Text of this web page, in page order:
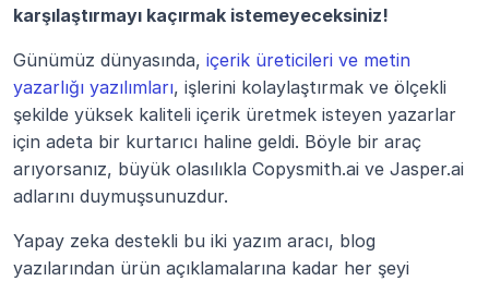
karşılaştırmayı kaçırmak istemeyeceksiniz!
Günümüz dünyasında, içerik üreticileri ve metin
yazarlığı yazılımları, işlerini kolaylaştırmak ve ölçekli
şekilde yüksek kaliteli içerik üretmek isteyen yazarlar
için adeta bir kurtarıcı haline geldi. Böyle bir araç
arıyorsanız, büyük olasılıkla Copysmith.ai ve Jasper.ai
adlarını duymuşsunuzdur.
Yapay zeka destekli bu iki yazım aracı, blog
yazılarından ürün açıklamalarına kadar her şeyi